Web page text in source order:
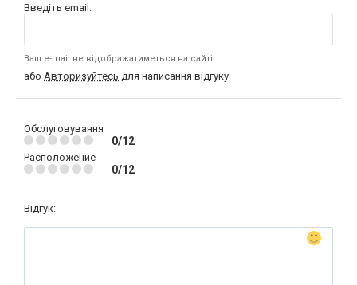
Введіть email:
Ваш e-mail не відображатиметься на сайті
або Авторизуйтесь для написання відгуку
Обслуговування
0/12
Расположение
0/12
Відгук: